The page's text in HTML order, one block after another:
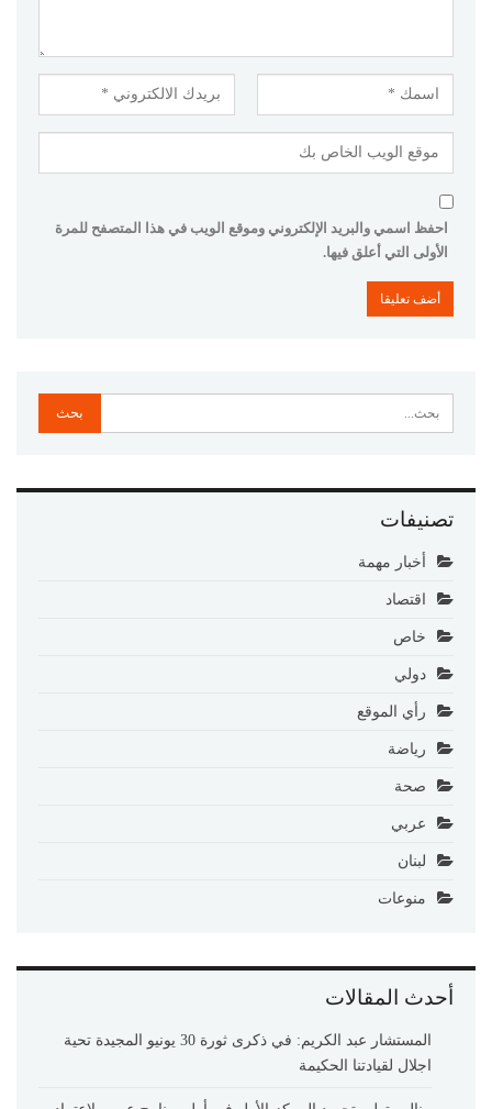
احفظ اسمي والبريد الإلكتروني وموقع الويب في هذا المتصفح للمرة
الأولى التي أعلق فيها.
تصنيفات
أخبار مهمة
اقتصاد
خاص
دولي
رأي الموقع
رياضة
صحة
عربي
لبنان
منوعات
أحدث المقالات
المستشار عبد الكريم: في ذكرى ثورة 30 يونيو المجيدة تحية
اجلال لقيادتنا الحكيمة